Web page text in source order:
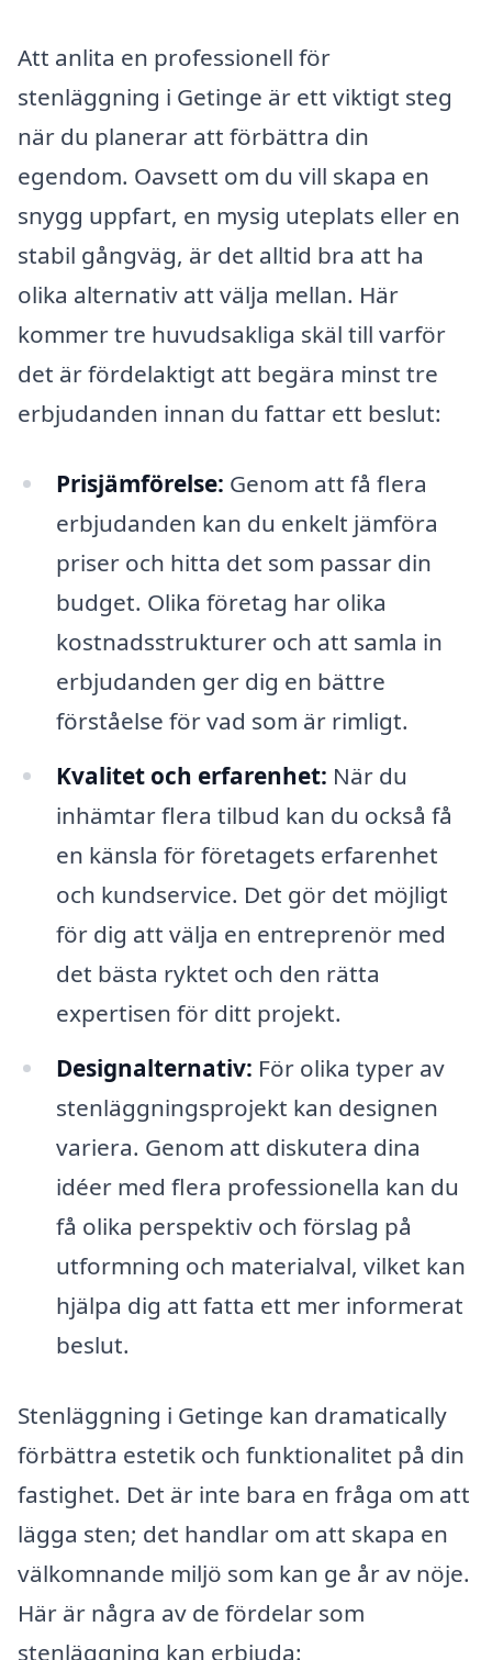
Att anlita en professionell för
stenläggning i Getinge är ett viktigt steg
när du planerar att förbättra din
egendom. Oavsett om du vill skapa en
snygg uppfart, en mysig uteplats eller en
stabil gångväg, är det alltid bra att ha
olika alternativ att välja mellan. Här
kommer tre huvudsakliga skäl till varför
det är fördelaktigt att begära minst tre
erbjudanden innan du fattar ett beslut:
Prisjämförelse: Genom att få flera
erbjudanden kan du enkelt jämföra
priser och hitta det som passar din
budget. Olika företag har olika
kostnadsstrukturer och att samla in
erbjudanden ger dig en bättre
förståelse för vad som är rimligt.
Kvalitet och erfarenhet: När du
inhämtar flera tilbud kan du också få
en känsla för företagets erfarenhet
och kundservice. Det gör det möjligt
för dig att välja en entreprenör med
det bästa ryktet och den rätta
expertisen för ditt projekt.
Designalternativ: För olika typer av
stenläggningsprojekt kan designen
variera. Genom att diskutera dina
idéer med flera professionella kan du
få olika perspektiv och förslag på
utformning och materialval, vilket kan
hjälpa dig att fatta ett mer informerat
beslut.
Stenläggning i Getinge kan dramatically
förbättra estetik och funktionalitet på din
fastighet. Det är inte bara en fråga om att
lägga sten; det handlar om att skapa en
välkomnande miljö som kan ge år av nöje.
Här är några av de fördelar som
stenläggning kan erbjuda: